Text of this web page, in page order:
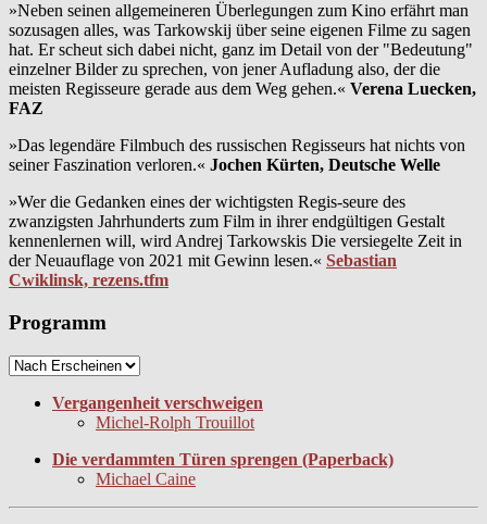
»Neben seinen allgemeineren Überlegungen zum Kino erfährt man
sozusagen alles, was Tarkowskij über seine eigenen Filme zu sagen
hat. Er scheut sich dabei nicht, ganz im Detail von der "Bedeutung"
einzelner Bilder zu sprechen, von jener Aufladung also, der die
meisten Regisseure gerade aus dem Weg gehen.« Verena Luecken,
FAZ
»Das legendäre Filmbuch des russischen Regisseurs hat nichts von
seiner Faszination verloren.« Jochen Kürten, Deutsche Welle
»Wer die Gedanken eines der wichtigsten Regis-seure des
zwanzigsten Jahrhunderts zum Film in ihrer endgültigen Gestalt
kennenlernen will, wird Andrej Tarkowskis Die versiegelte Zeit in
der Neuauflage von 2021 mit Gewinn lesen.« Sebastian
Cwiklinsk, rezens.tfm
Programm
Vergangenheit verschweigen
Michel-Rolph Trouillot
Die verdammten Türen sprengen (Paperback)
Michael Caine